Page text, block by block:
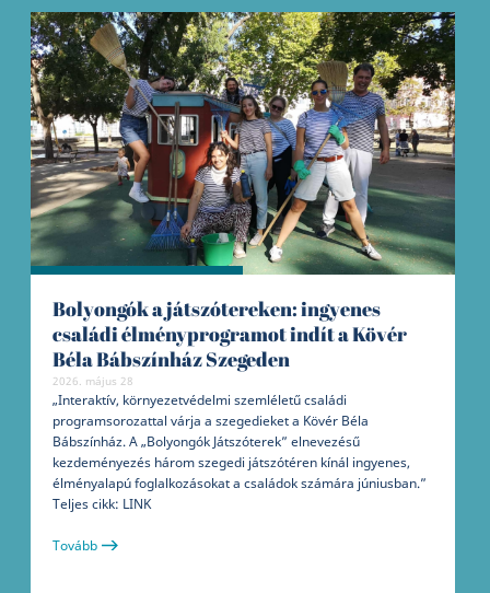
Bolyongók a játszótereken: ingyenes
családi élményprogramot indít a Kövér
Béla Bábszínház Szegeden
2026. május 28
„Interaktív, környezetvédelmi szemléletű családi
programsorozattal várja a szegedieket a Kövér Béla
Bábszínház. A „Bolyongók Játszóterek” elnevezésű
kezdeményezés három szegedi játszótéren kínál ingyenes,
élményalapú foglalkozásokat a családok számára júniusban.”
Teljes cikk: LINK
Tovább